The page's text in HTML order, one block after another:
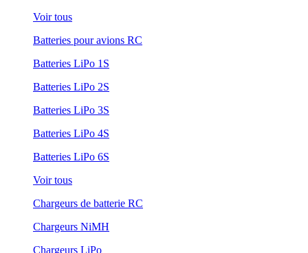
Voir tous
Batteries pour avions RC
Batteries LiPo 1S
Batteries LiPo 2S
Batteries LiPo 3S
Batteries LiPo 4S
Batteries LiPo 6S
Voir tous
Chargeurs de batterie RC
Chargeurs NiMH
Chargeurs LiPo